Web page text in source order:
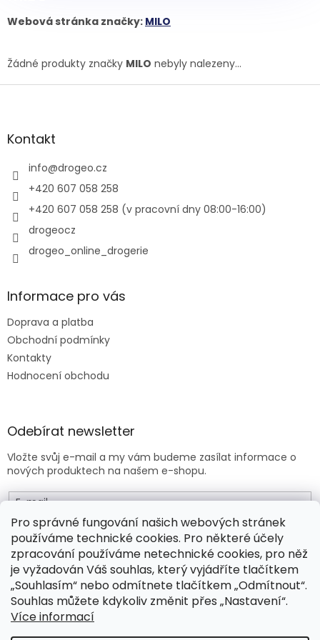
Pro správné fungování našich webových stránek
používáme technické cookies. Pro některé účely
zpracování používáme netechnické cookies, pro něž
je vyžadován Váš souhlas, který vyjádříte tlačítkem
„Souhlasím“ nebo odmítnete tlačítkem „Odmítnout“.
Souhlas můžete kdykoliv změnit přes „Nastavení“.
Více informací
Webová stránka značky: MILO
Žádné produkty značky MILO nebyly nalezeny...
Z
aKontakt
info@drogeo.cz
+420 607 058 258
+420 607 058 258 (v pracovní dny 08:00-16:00)
drogeocz
drogeo_online_drogerie
Informace pro vás
Doprava a platba
Obchodní podmínky
Kontakty
Hodnocení obchodu
Odebírat newsletter
Vložte svůj e-mail a my vám budeme zasílat informace o
nových produktech na našem e-shopu.
E-mail
Vložením e-mailu souhlasíte sobchodními podmínkami .
PŘIHLÁSIT SE